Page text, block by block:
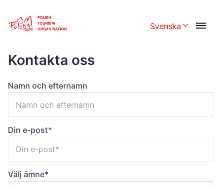
Svenska
Polski
Česká
Dansk
Nederlands 日本語
Português Norsk
Kontakta oss
Namn och efternamn
Din e-post*
Välj ämne*